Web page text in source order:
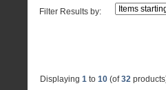
Filter Results by:
Displaying 1to 10(of32